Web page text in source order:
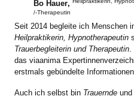
Bo Hauer,
/-Therapeutin
Seit 2014 begleite ich Menschen
Heilpraktikerin, Hypnotherapeutin
Trauerbegleiterin und Therapeutin.
das viaanima
erstmals gebündelte
Auch ich selbst bin Trauernde und